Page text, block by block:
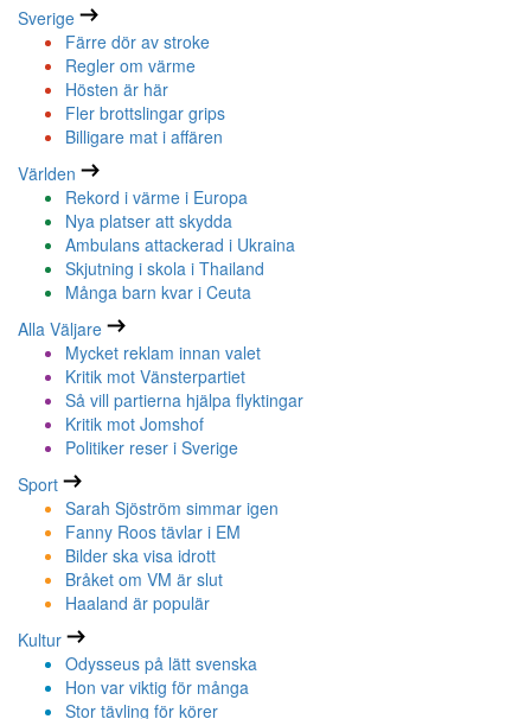
Sverige
Färre dör av stroke
Regler om värme
Hösten är här
Fler brottslingar grips
Billigare mat i affären
Världen
Rekord i värme i Europa
Nya platser att skydda
Ambulans attackerad i Ukraina
Skjutning i skola i Thailand
Många barn kvar i Ceuta
Alla Väljare
Mycket reklam innan valet
Kritik mot Vänsterpartiet
Så vill partierna hjälpa flyktingar
Kritik mot Jomshof
Politiker reser i Sverige
Sport
Sarah Sjöström simmar igen
Fanny Roos tävlar i EM
Bilder ska visa idrott
Bråket om VM är slut
Haaland är populär
Kultur
Odysseus på lätt svenska
Hon var viktig för många
Stor tävling för körer